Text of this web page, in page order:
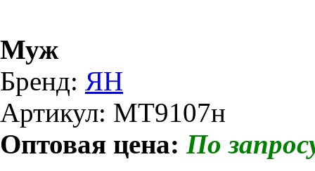
Муж
Бренд: ЯН
Артикул: МТ9107н
Оптовая цена: По